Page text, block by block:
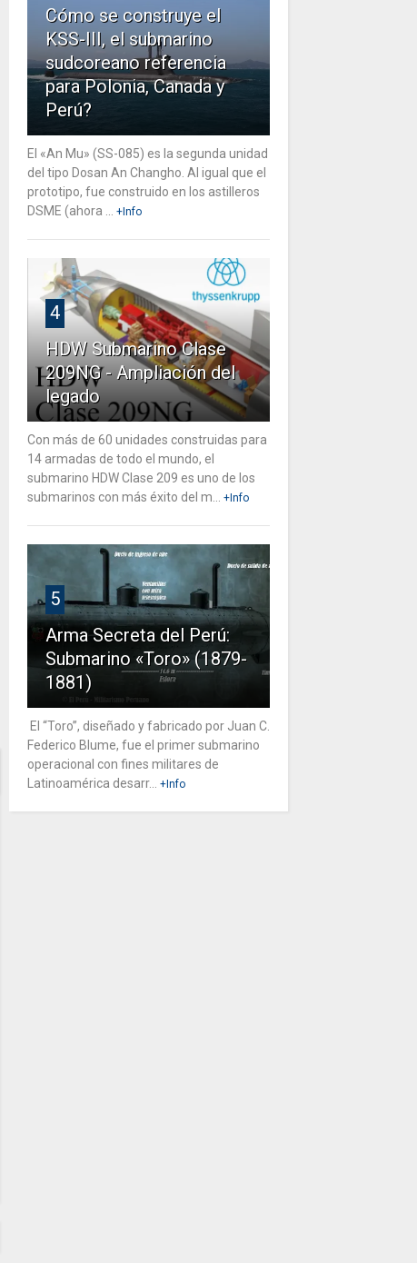
Cómo se construye el
KSS-III, el submarino
sudcoreano referencia
para Polonia, Canada y
Perú?
El «An Mu» (SS-085) es la segunda unidad
del tipo Dosan An Changho. Al igual que el
prototipo, fue construido en los astilleros
DSME (ahora ...
+Info
4
HDW Submarino Clase
209NG - Ampliación del
legado
Con más de 60 unidades construidas para
14 armadas de todo el mundo, el
submarino HDW Clase 209 es uno de los
submarinos con más éxito del m...
+Info
5
Arma Secreta del Perú:
Submarino «Toro» (1879-
1881)
El “Toro”, diseñado y fabricado por Juan C.
Federico Blume, fue el primer submarino
operacional con fines militares de
Latinoamérica desarr...
+Info